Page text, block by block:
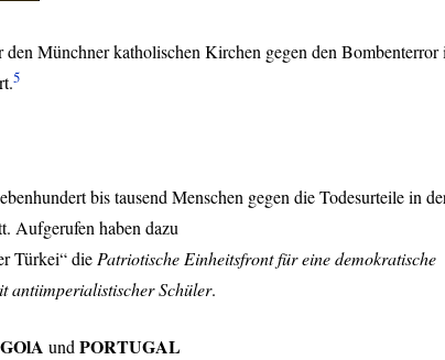
Münchner katholischen Kirchen gegen den Bombenterror
5
bis tausend Menschen gegen die Todesurteile in
Aufgerufen haben dazu
Türkei“ die Patriotische Einheitsfront für eine demokratische
antiimperialistischer Schüler.
und PORTUGAL